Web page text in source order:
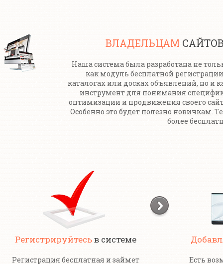
ВЛАДЕЛЬЦАМ
Наша система была разработана не
как модуль бесплатной
каталогах или досках объявлений, но и
инструмент для понимания
оптимизации и продвижения своего
Особенно это будет полезно новичкам.
более
Регистрируйтесьв системе
Регистрация бесплатная и займет Есть